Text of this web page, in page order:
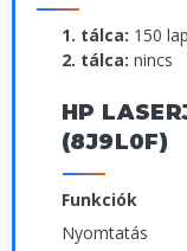
1. tálca: 150 lap
2. tálca: nincs
HP
(8J9L0F)
Funkciók
Nyomtatás